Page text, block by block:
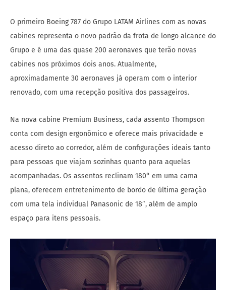
O primeiro Boeing 787 do Grupo LATAM Airlines com as novas
cabines representa o novo padrão da frota de longo alcance do
Grupo e é uma das quase 200 aeronaves que terão novas
cabines nos próximos dois anos. Atualmente,
aproximadamente 30 aeronaves já operam com o interior
renovado, com uma recepção positiva dos passageiros.
Na nova cabine Premium Business, cada assento Thompson
conta com design ergonômico e oferece mais privacidade e
acesso direto ao corredor, além de configurações ideais tanto
para pessoas que viajam sozinhas quanto para aquelas
acompanhadas. Os assentos reclinam 180° em uma cama
plana, oferecem entretenimento de bordo de última geração
com uma tela individual Panasonic de 18″, além de amplo
espaço para itens pessoais.